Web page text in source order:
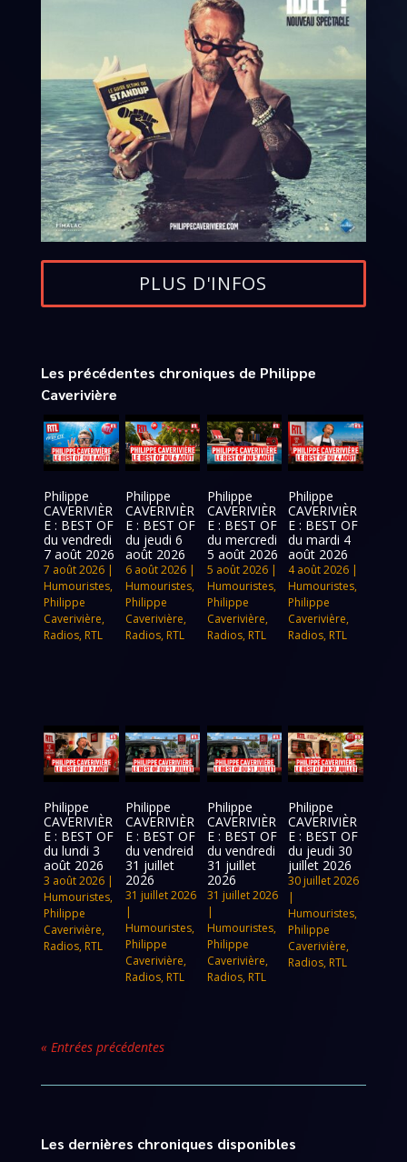
PLUS D'INFOS
Les précédentes chroniques de Philippe
Caverivière
Philippe
CAVERIVIÈR
E : BEST OF
du vendredi
7 août 2026
7 août 2026 |
Humouristes,
Philippe
Caverivière,
Radios, RTL
Philippe
CAVERIVIÈR
E : BEST OF
du jeudi 6
août 2026
6 août 2026|
Humouristes,
Philippe
Caverivière,
Radios, RTL
Philippe
CAVERIVIÈR
E : BEST OF
du mercredi
5 août 2026
5 août 2026|
Humouristes,
Philippe
Caverivière,
Radios, RTL
Philippe
CAVERIVIÈR
E : BEST OF
du mardi 4
août 2026
4 août 2026 |
Humouristes,
Philippe
Caverivière,
Radios, RTL
Philippe
CAVERIVIÈR
E : BEST OF
du lundi 3
août 2026
3 août 2026 |
Humouristes,
Philippe
Caverivière,
Radios, RTL
Philippe
CAVERIVIÈR
E : BEST OF
du vendreid
31 juillet
2026
31 juillet 2026
|
Humouristes,
Philippe
Caverivière,
Radios, RTL
Philippe
CAVERIVIÈR
E : BEST OF
du vendredi
31 juillet
2026
31 juillet 2026
|
Humouristes,
Philippe
Caverivière,
Radios, RTL
Philippe
CAVERIVIÈR
E : BEST OF
du jeudi 30
juillet 2026
30 juillet 2026
|
Humouristes,
Philippe
Caverivière,
Radios, RTL
« Entrées précédentes
Les dernières chroniques disponibles